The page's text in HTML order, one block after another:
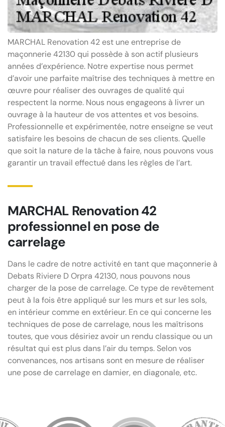
MARCHAL Renovation 42 est une entreprise de
maçonnerie 42130 qui possède à son actif plusieurs
années d’expérience. Notre expertise nous permet
d’avoir une parfaite maîtrise des techniques à mettre en
œuvre pour réaliser des ouvrages de qualité qui
respectent la norme. Nous nous engageons à livrer un
ouvrage à la hauteur de vos attentes et vos besoins.
Professionnelle et expérimentée, notre enseigne se veut
satisfaire les besoins de chacun de ses clients. Quelle
que soit la nature de la tâche à faire, nous pouvons vous
garantir un travail effectué dans les règles de l’art.
MARCHAL Renovation 42
professionnel en pose de
carrelage
Dans le cadre de notre activité en tant que maçonnerie à
Debats Riviere D Orpra 42130, nous pouvons nous
charger de la pose de carrelage. Ce type de revêtement
peut à la fois être appliqué sur les murs et sur les sols,
en intérieur comme en extérieur. En ce qui concerne les
techniques de pose de carrelage, nous les maîtrisons
toutes, que vous désiriez avoir un rendu classique ou un
résultat qui est plus dans l’air du temps. Selon vos
convenances, nos artisans sont en mesure de réaliser
une pose de carrelage en damier, en diagonale, etc.